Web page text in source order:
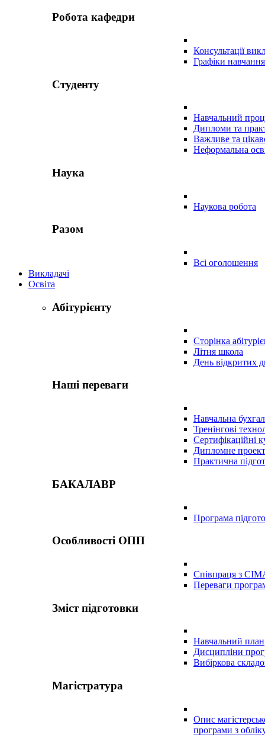
Робота кафедри
Консультації
Графіки навчання
Студенту
Навчальний
Дипломи та
Важливе та
Неформальна
Наука
Наукова робота
Разом
Всі оголошення
Викладачі
Освіта
Абітурієнту
Сторінка
Літня школа
День відкритих
Наші переваги
Навчальна
Тренінгові
Сертифікаційні
Дипломне
Практична
БАКАЛАВР
Програма
Особливості ОПП
Співпраця з
Переваги
Зміст підготовки
Навчальний план
Дисципліни
Вибіркова
Магістратура
Опис
програми з